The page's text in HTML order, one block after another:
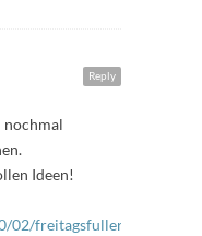
Reply
nochmal
Ideen!
02/freitagsfuller-